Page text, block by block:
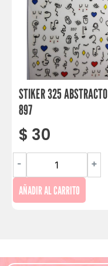
STIKER 325 ABSTRACTO
897
$ 30
- +
AÑADIR AL CARRITO